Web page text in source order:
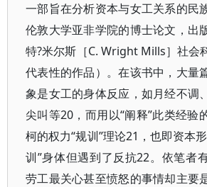
一部旨在分析资本与女工关系的民
伦敦大学亚非学院的博士论文，出
特?米尔斯［C. Wright Mills］社会
代表性的作品）。在该书中，大量
象是女工的身体反应，如月经不调
尖叫等20，而用以“阐释”此类经验
柯的权力“规训”理论21，也即资本
训”身体但遇到了反抗22。依笔者
劳工最关心甚至愤怒的事情却主要